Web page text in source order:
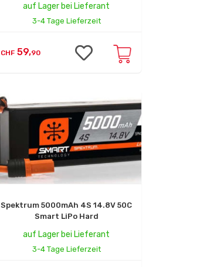
auf Lager bei Lieferant
3-4 Tage Lieferzeit
CHF59,90
Spektrum 5000mAh 4S 14.8V 50C
Smart LiPo Hard
auf Lager bei Lieferant
3-4 Tage Lieferzeit